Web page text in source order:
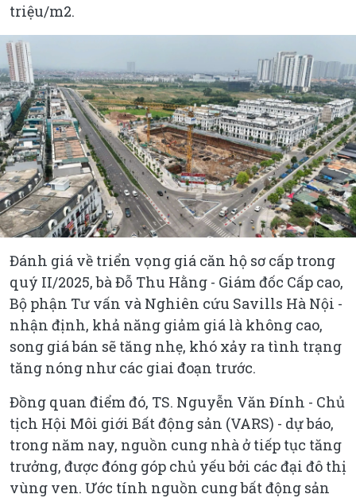
triệu/m2.
Đánh giá về triển vọng giá căn hộ sơ cấp trong
quý II/2025, bà Đỗ Thu Hằng - Giám đốc Cấp cao,
Bộ phận Tư vấn và Nghiên cứu Savills Hà Nội -
nhận định, khả năng giảm giá là không cao,
song giá bán sẽ tăng nhẹ, khó xảy ra tình trạng
tăng nóng như các giai đoạn trước.
Đồng quan điểm đó, TS. Nguyễn Văn Đính - Chủ
tịch Hội Môi giới Bất động sản (VARS) - dự báo,
trong năm nay, nguồn cung nhà ở tiếp tục tăng
trưởng, được đóng góp chủ yếu bởi các đại đô thị
vùng ven. Ước tính nguồn cung bất động sản